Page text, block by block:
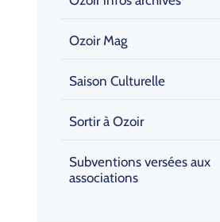
Ozoir Mag
Saison Culturelle
Sortir à Ozoir
Subventions versées aux
associations